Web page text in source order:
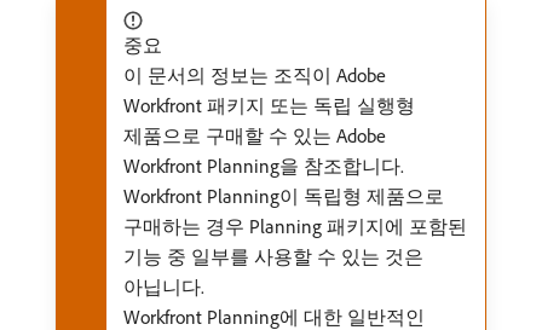
중요
이 문서의 정보는 조직이 Adobe
Workfront 패키지 또는 독립 실행형
제품으로 구매할 수 있는 Adobe
Workfront Planning을 참조합니다.
Workfront Planning이 독립형 제품으로
구매하는 경우 Planning 패키지에 포함된
기능 중 일부를 사용할 수 있는 것은
아닙니다.
Workfront Planning에 대한 일반적인